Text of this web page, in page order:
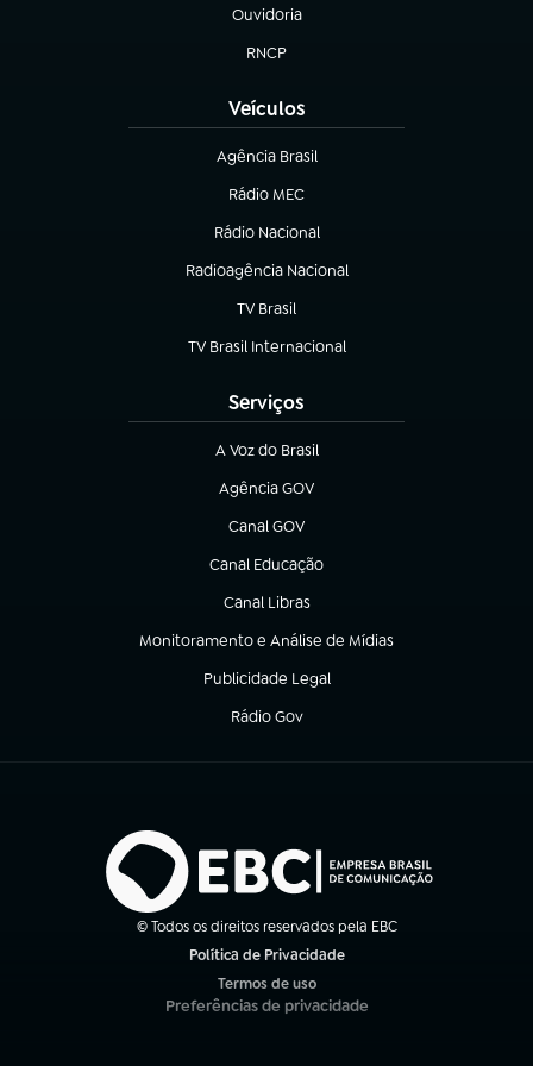
Ouvidoria
(abre em nova aba)
RNCP
(abre em nova aba)
Veículos
Agência Brasil
(abre em nova aba)
Rádio MEC
(abre em nova aba)
Rádio Nacional
Radioagência Nacional
(abre em nova aba)
TV Brasil
(abre em nova aba)
TV Brasil Internacional
(abre em nova aba)
Serviços
A Voz do Brasil
(abre em nova aba)
Agência GOV
(abre em nova aba)
Canal GOV
(abre em nova aba)
Canal Educação
(abre em nova aba)
Canal Libras
(abre em nova aba)
Monitoramento e Análise de Mídias
(abre em nova aba)
Publicidade Legal
(abre em nova aba)
Rádio Gov
(abre em nova aba)
© Todos os direitos reservados pela EBC
Política de Privacidade
Termos de uso
(abre em nova aba)
Preferências de privacidade